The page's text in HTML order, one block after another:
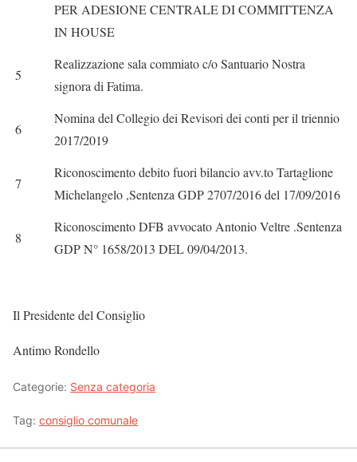
PER ADESIONE CENTRALE DI COMMITTENZA
IN HOUSE
5
Realizzazione sala commiato c/o Santuario Nostra
signora di Fatima.
6
Nomina del Collegio dei Revisori dei conti per il triennio
2017/2019
7
Riconoscimento debito fuori bilancio avv.to Tartaglione
Michelangelo ,Sentenza GDP 2707/2016 del 17/09/2016
8
Riconoscimento DFB avvocato Antonio Veltre .Sentenza
GDP N° 1658/2013 DEL 09/04/2013.
Il Presidente del Consiglio
Antimo Rondello
Categorie: Senza categoria
Tag: consiglio comunale